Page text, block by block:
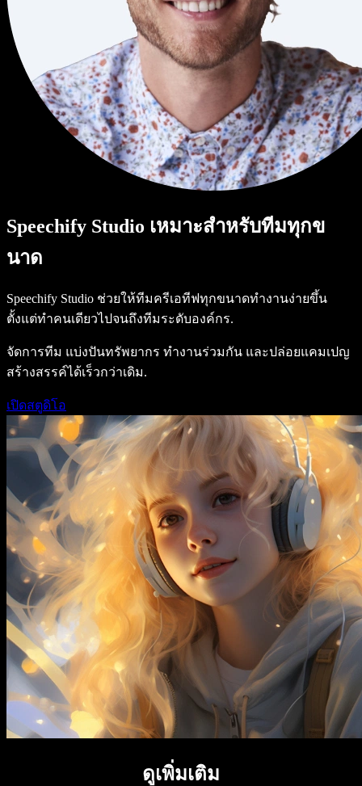
Speechify Studio เหมาะสำหรับทีมทุกข
นาด
Speechify Studio ช่วยให้ทีมครีเอทีฟทุกขนาดทำงานง่ายขึ้น
ตั้งแต่ทำคนเดียวไปจนถึงทีมระดับองค์กร.
จัดการทีม แบ่งปันทรัพยากร ทำงานร่วมกัน และปล่อยแคมเปญ
สร้างสรรค์ได้เร็วกว่าเดิม.
เปิดสตูดิโอ
ดูเพิ่มเติม